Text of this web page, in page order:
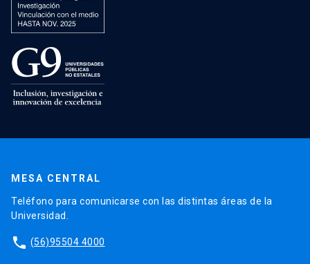
MESA CENTRAL
Teléfono para comunicarse con las distintas áreas de la
Universidad.
phone (56)95504 4000